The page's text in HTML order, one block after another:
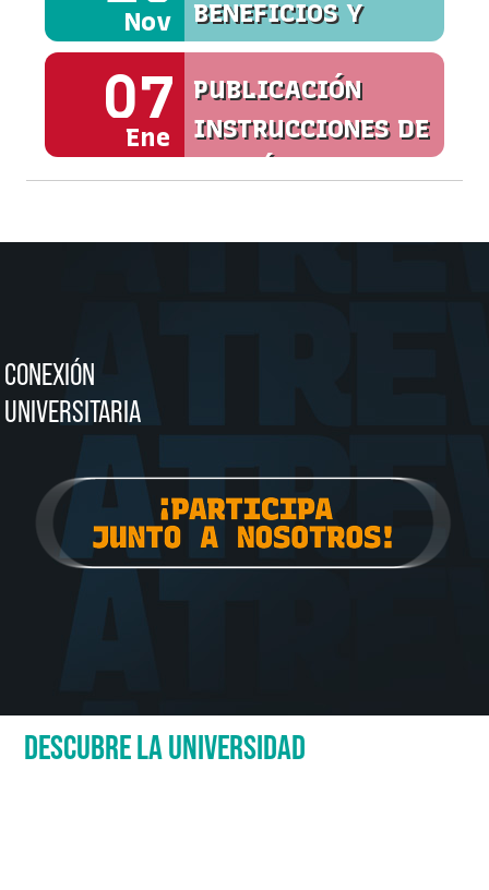
Nov
BENEFICIOS Y
SERVICIOS
07
Ene
PUBLICACIÓN
INSTRUCCIONES DE
MATRÍCULA
CONEXIÓN
UNIVERSITARIA
DESCUBRE LA UNIVERSIDAD